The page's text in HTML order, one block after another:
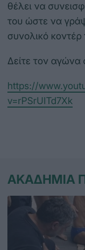
θέλει να
του ώστε να
συνολικό
Δείτε τον
https://
v=rPSrUITd7Xk
ΑΚΑΔΗΜΙΑ